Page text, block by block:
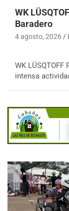
WK
Baradero
4 agosto, 2026
WK
intensa